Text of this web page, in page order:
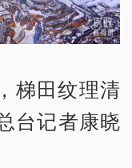
梯田纹理清
台记者康晓